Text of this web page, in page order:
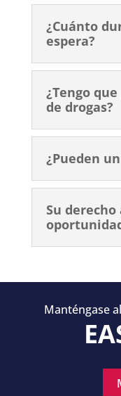
¿Cuánto
espera?
¿Tengo
de drogas?
¿Pueden
Su
Manténgase